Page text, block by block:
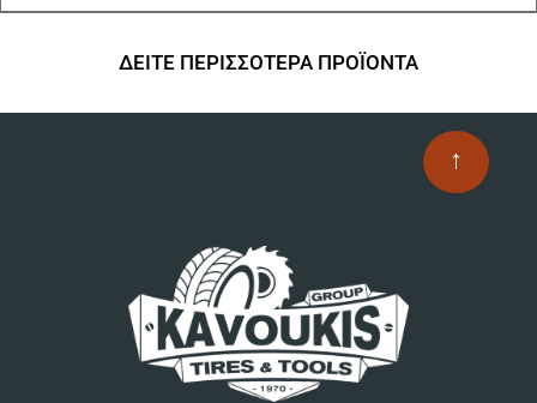
ΔΕΙΤΕ ΠΕΡΙΣΣΟΤΕΡΑ ΠΡΟΪΟΝΤΑ
↑